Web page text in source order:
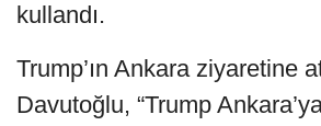
kullandı.
Trump’ın Ankara ziyaretine
Davutoğlu, “Trump